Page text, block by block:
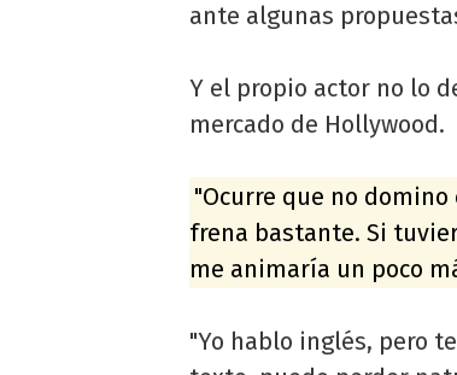
ante algunas
Y el propio actor no lo
mercado de Hollywood.
"Ocurre que no
frena bastante. Si
me animaría un poco
"Yo hablo inglés, pero